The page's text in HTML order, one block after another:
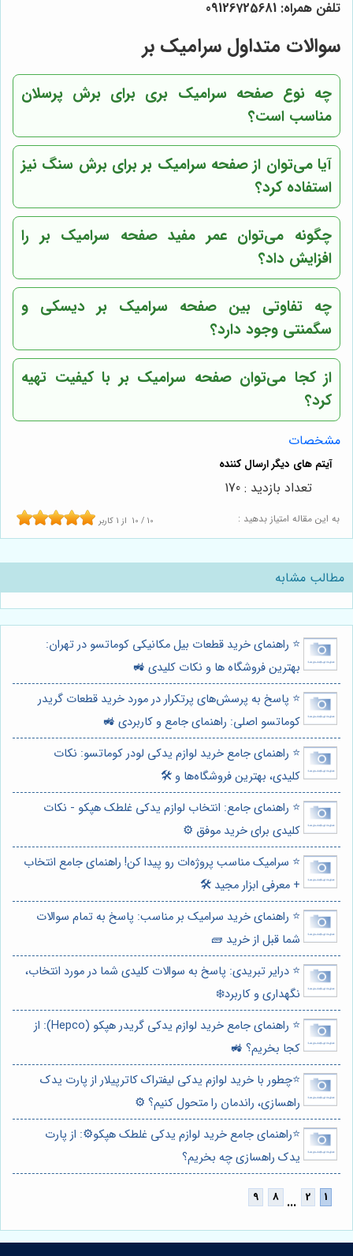
تلفن همراه: 09126725681
سوالات متداول سرامیک بر
چه نوع صفحه سرامیک بری برای برش پرسلان
مناسب است؟
آیا می‌توان از صفحه سرامیک بر برای برش سنگ نیز
استفاده کرد؟
چگونه می‌توان عمر مفید صفحه سرامیک بر را
افزایش داد؟
چه تفاوتی بین صفحه سرامیک بر دیسکی و
سگمنتی وجود دارد؟
از کجا می‌توان صفحه سرامیک بر با کیفیت تهیه
کرد؟
مشخصات
به این مقاله امتیاز بدهید : 10 / 10 از 1 کاربر
تعداد بازدید : 170
مطالب مشابه
⭐️ راهنمای خرید قطعات بیل مکانیکی کوماتسو در تهران:
بهترین فروشگاه ها و نکات کلیدی 🚜
⭐️ پاسخ به پرسش‌های پرتکرار در مورد خرید قطعات گریدر
کوماتسو اصلی: راهنمای جامع و کاربردی 🚜
⭐️ راهنمای جامع خرید لوازم یدکی لودر کوماتسو: نکات
کلیدی، بهترین فروشگاه‌ها و 🛠️
⭐️ راهنمای جامع: انتخاب لوازم یدکی غلطک هپکو - نکات
کلیدی برای خرید موفق ⚙️
⭐️ سرامیک مناسب پروژه‌ات رو پیدا کن! راهنمای جامع انتخاب
+ معرفی ابزار مجید 🛠️
⭐️ راهنمای خرید سرامیک بر مناسب: پاسخ به تمام سوالات
شما قبل از خرید 🧱
⭐️ درایر تبریدی: پاسخ به سوالات کلیدی شما در مورد انتخاب،
نگهداری و کاربرد❄️
⭐️ راهنمای جامع خرید لوازم یدکی گریدر هپکو (Hepco): از
کجا بخریم؟ 🚜
⭐️چطور با خرید لوازم یدکی لیفتراک کاترپیلار از پارت یدک
راهسازی، راندمان را متحول کنیم؟ ⚙️
⭐️راهنمای جامع خرید لوازم یدکی غلطک هپکو⚙️: از پارت
یدک راهسازی چه بخریم؟
...